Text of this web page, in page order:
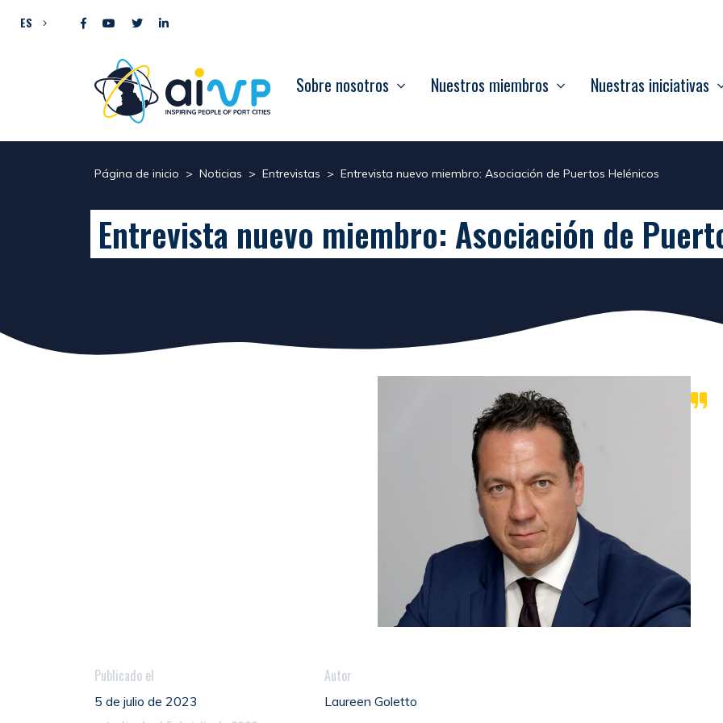
ES
Sobre nosotros Nuestros miembros Nuestras iniciativas
Página de inicio > Noticias > Entrevistas > Entrevista nuevo miembro: Asociación de Puertos Helénicos
Entrevista nuevo miembro: Asociación de
Publicado el
5 de julio de 2023
Autor
Laureen Goletto